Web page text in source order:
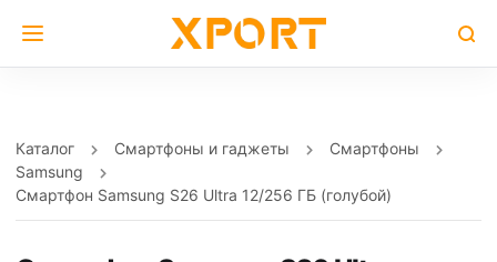
Каталог Смартфоны и гаджеты
Смартфоны
Samsung
Смартфон Samsung S26 Ultra 12/256 ГБ (голубой)